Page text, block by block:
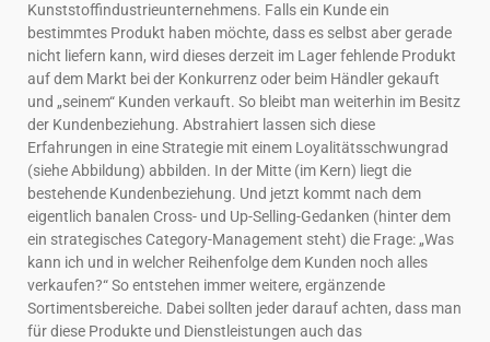
Kunststoffindustrieunternehmens. Falls ein Kunde ein
bestimmtes Produkt haben möchte, dass es selbst aber gerade
nicht liefern kann, wird dieses derzeit im Lager fehlende Produkt
auf dem Markt bei der Konkurrenz oder beim Händler gekauft
und „seinem“ Kunden verkauft. So bleibt man weiterhin im Besitz
der Kundenbeziehung. Abstrahiert lassen sich diese
Erfahrungen in eine Strategie mit einem Loyalitätsschwungrad
(siehe Abbildung) abbilden. In der Mitte (im Kern) liegt die
bestehende Kundenbeziehung. Und jetzt kommt nach dem
eigentlich banalen Cross- und Up-Selling-Gedanken (hinter dem
ein strategisches Category-Management steht) die Frage: „Was
kann ich und in welcher Reihenfolge dem Kunden noch alles
verkaufen?“ So entstehen immer weitere, ergänzende
Sortimentsbereiche. Dabei sollten jeder darauf achten, dass man
für diese Produkte und Dienstleistungen auch das